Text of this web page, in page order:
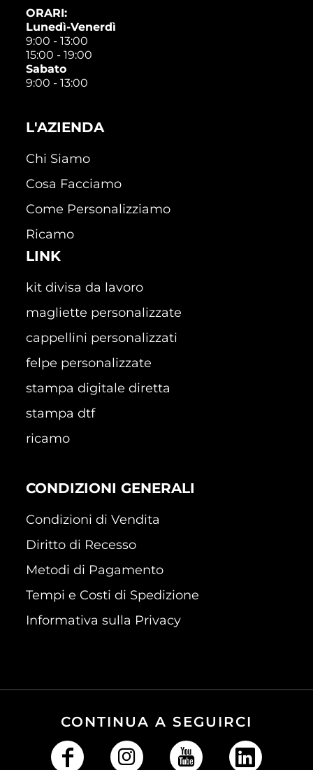
ORARI:
Lunedì-Venerdì
9:00 - 13:00
15:00 - 19:00
Sabato
9:00 - 13:00
L'AZIENDA
Chi Siamo
Cosa Facciamo
Come Personalizziamo
Ricamo
LINK
kit divisa da lavoro
magliette personalizzate
cappellini personalizzati
felpe personalizzate
stampa digitale diretta
stampa dtf
ricamo
CONDIZIONI GENERALI
Condizioni di Vendita
Diritto di Recesso
Metodi di Pagamento
Tempi e Costi di Spedizione
Informativa sulla Privacy
CONTINUA A SEGUIRCI